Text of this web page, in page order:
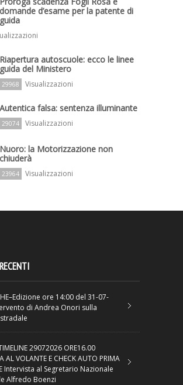
domande d’esame per la patente di
guida
Riapertura autoscuole: ecco le linee
guida del Ministero
29968 Visualizzazioni
Autentica falsa: sentenza illuminante
29074 Visualizzazioni
Nuoro: la Motorizzazione non
chiuderà
23964 Visualizzazioni
ore 14:00 del 31-07-
di Andrea Onori sulla
29072026 ORE16.00
AL VOLANTE E CHECK AUTO PRIMA
Intervista al Segretario Nazionale
Alfredo Boenzi